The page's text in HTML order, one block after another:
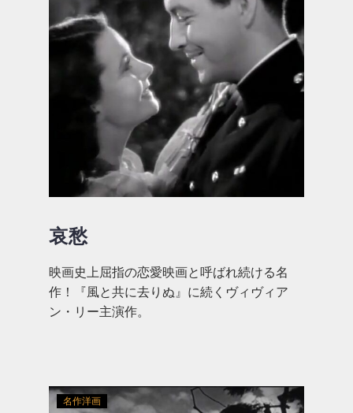
哀愁
映画史上屈指の恋愛映画と呼ばれ続ける名
作！『風と共に去りぬ』に続くヴィヴィア
ン・リー主演作。
名作洋画